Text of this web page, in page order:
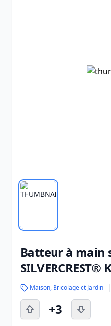
Batteur à main
SILVERCREST®
Maison, Bricolage et Jardin
+3